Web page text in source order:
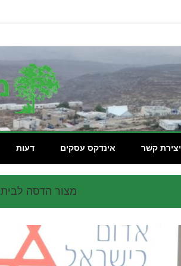
דעות אינדקס עסקים יצירת קשר
מצור הדסה לבית